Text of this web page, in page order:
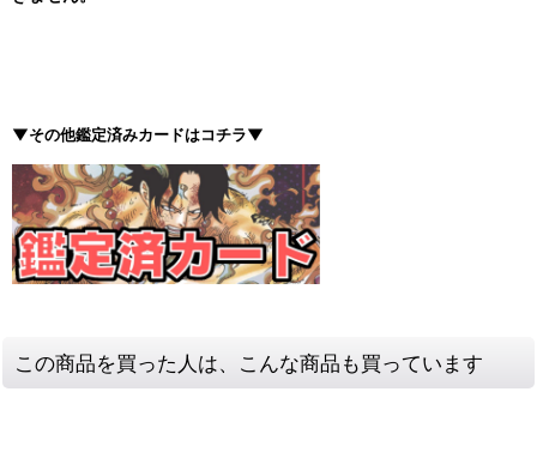
▼その他鑑定済みカードはコチラ▼
この商品を買った人は、こんな商品も買っています